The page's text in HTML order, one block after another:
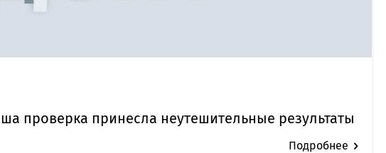
проверка принесла неутешительные результаты
Подробнее